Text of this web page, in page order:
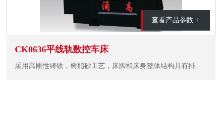
查看产品参数 +
CK0636平线轨数控车床